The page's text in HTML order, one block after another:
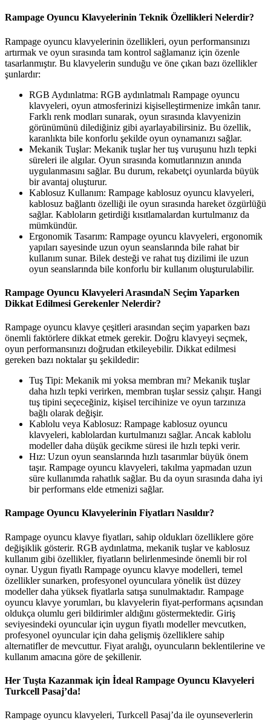
Rampage Oyuncu Klavyelerinin Teknik Özellikleri Nelerdir?
Rampage oyuncu klavyelerinin özellikleri, oyun performansınızı
artırmak ve oyun sırasında tam kontrol sağlamanız için özenle
tasarlanmıştır. Bu klavyelerin sunduğu ve öne çıkan bazı özellikler
şunlardır:
RGB Aydınlatma: RGB aydınlatmalı Rampage oyuncu
klavyeleri, oyun atmosferinizi kişiselleştirmenize imkân tanır.
Farklı renk modları sunarak, oyun sırasında klavyenizin
görünümünü dilediğiniz gibi ayarlayabilirsiniz. Bu özellik,
karanlıkta bile konforlu şekilde oyun oynamanızı sağlar.
Mekanik Tuşlar: Mekanik tuşlar her tuş vuruşunu hızlı tepki
süreleri ile algılar. Oyun sırasında komutlarınızın anında
uygulanmasını sağlar. Bu durum, rekabetçi oyunlarda büyük
bir avantaj oluşturur.
Kablosuz Kullanım: Rampage kablosuz oyuncu klavyeleri,
kablosuz bağlantı özelliği ile oyun sırasında hareket özgürlüğü
sağlar. Kabloların getirdiği kısıtlamalardan kurtulmanız da
mümkündür.
Ergonomik Tasarım: Rampage oyuncu klavyeleri, ergonomik
yapıları sayesinde uzun oyun seanslarında bile rahat bir
kullanım sunar. Bilek desteği ve rahat tuş dizilimi ile uzun
oyun seanslarında bile konforlu bir kullanım oluşturulabilir.
Rampage Oyuncu Klavyeleri ArasındaN Seçim Yaparken
Dikkat Edilmesi Gerekenler Nelerdir?
Rampage oyuncu klavye çeşitleri arasından seçim yaparken bazı
önemli faktörlere dikkat etmek gerekir. Doğru klavyeyi seçmek,
oyun performansınızı doğrudan etkileyebilir. Dikkat edilmesi
gereken bazı noktalar şu şekildedir:
Tuş Tipi: Mekanik mi yoksa membran mı? Mekanik tuşlar
daha hızlı tepki verirken, membran tuşlar sessiz çalışır. Hangi
tuş tipini seçeceğiniz, kişisel tercihinize ve oyun tarzınıza
bağlı olarak değişir.
Kablolu veya Kablosuz: Rampage kablosuz oyuncu
klavyeleri, kablolardan kurtulmanızı sağlar. Ancak kablolu
modeller daha düşük gecikme süresi ile hızlı tepki verir.
Hız: Uzun oyun seanslarında hızlı tasarımlar büyük önem
taşır. Rampage oyuncu klavyeleri, takılma yapmadan uzun
süre kullanımda rahatlık sağlar. Bu da oyun sırasında daha iyi
bir performans elde etmenizi sağlar.
Rampage Oyuncu Klavyelerinin Fiyatları Nasıldır?
Rampage oyuncu klavye fiyatları, sahip oldukları özelliklere göre
değişiklik gösterir. RGB aydınlatma, mekanik tuşlar ve kablosuz
kullanım gibi özellikler, fiyatların belirlenmesinde önemli bir rol
oynar. Uygun fiyatlı Rampage oyuncu klavye modelleri, temel
özellikler sunarken, profesyonel oyunculara yönelik üst düzey
modeller daha yüksek fiyatlarla satışa sunulmaktadır. Rampage
oyuncu klavye yorumları, bu klavyelerin fiyat-performans açısından
oldukça olumlu geri bildirimler aldığını göstermektedir. Giriş
seviyesindeki oyuncular için uygun fiyatlı modeller mevcutken,
profesyonel oyuncular için daha gelişmiş özelliklere sahip
alternatifler de mevcuttur. Fiyat aralığı, oyuncuların beklentilerine ve
kullanım amacına göre de şekillenir.
Her Tuşta Kazanmak için İdeal Rampage Oyuncu Klavyeleri
Turkcell Pasaj’da!
Rampage oyuncu klavyeleri, Turkcell Pasaj’da ile oyunseverlerin